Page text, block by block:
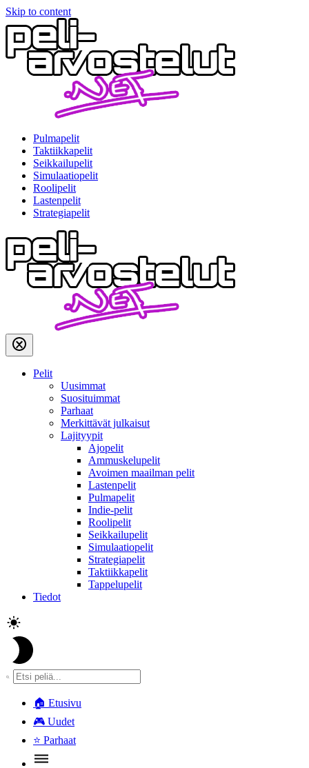
Skip to content
Pulmapelit
Taktiikkapelit
Seikkailupelit
Simulaatiopelit
Roolipelit
Lastenpelit
Strategiapelit
Pelit
Uusimmat
Suosituimmat
Parhaat
Merkittävät julkaisut
Lajityypit
Ajopelit
Ammuskelupelit
Avoimen maailman pelit
Lastenpelit
Pulmapelit
Indie-pelit
Roolipelit
Seikkailupelit
Simulaatiopelit
Strategiapelit
Taktiikkapelit
Tappelupelit
Tiedot
🏠 Etusivu
🎮 Uudet
⭐ Parhaat